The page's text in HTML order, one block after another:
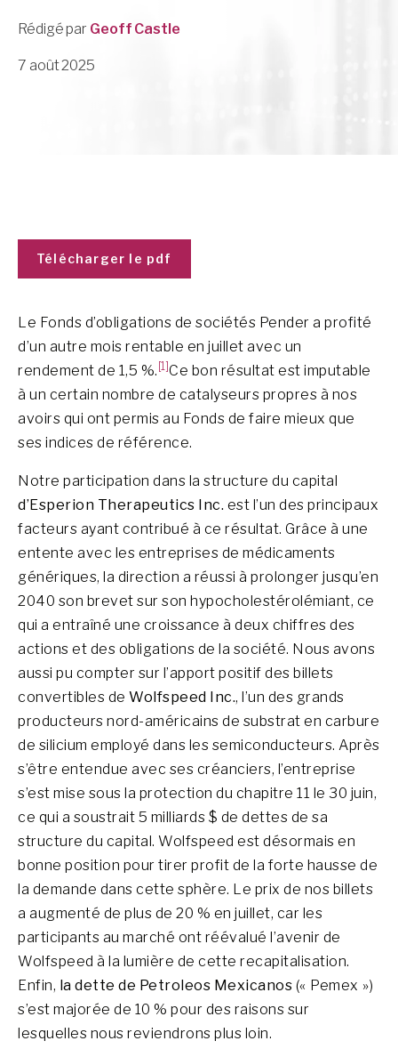
Rédigé par Geoff Castle
7 août 2025
Télécharger le pdf
Le Fonds d’obligations de sociétés Pender a profité
d’un autre mois rentable en juillet avec un
rendement de 1,5 %. [1]Ce bon résultat est imputable
à un certain nombre de catalyseurs propres à nos
avoirs qui ont permis au Fonds de faire mieux que
ses indices de référence.
Notre participation dans la structure du capital
d’Esperion Therapeutics Inc. est l’un des principaux
facteurs ayant contribué à ce résultat. Grâce à une
entente avec les entreprises de médicaments
génériques, la direction a réussi à prolonger jusqu’en
2040 son brevet sur son hypocholestérolémiant, ce
qui a entraîné une croissance à deux chiffres des
actions et des obligations de la société. Nous avons
aussi pu compter sur l’apport positif des billets
convertibles de Wolfspeed Inc., l’un des grands
producteurs nord-américains de substrat en carbure
de silicium employé dans les semiconducteurs. Après
s’être entendue avec ses créanciers, l’entreprise
s’est mise sous la protection du chapitre 11 le 30 juin,
ce qui a soustrait 5 milliards $ de dettes de sa
structure du capital. Wolfspeed est désormais en
bonne position pour tirer profit de la forte hausse de
la demande dans cette sphère. Le prix de nos billets
a augmenté de plus de 20 % en juillet, car les
participants au marché ont réévalué l’avenir de
Wolfspeed à la lumière de cette recapitalisation.
Enfin, la dette de Petroleos Mexicanos (« Pemex »)
s’est majorée de 10 % pour des raisons sur
lesquelles nous reviendrons plus loin.